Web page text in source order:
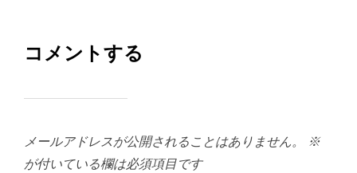
コメントする
メールアドレスが公開されることはありません。
※
が付いている欄は必須項目です